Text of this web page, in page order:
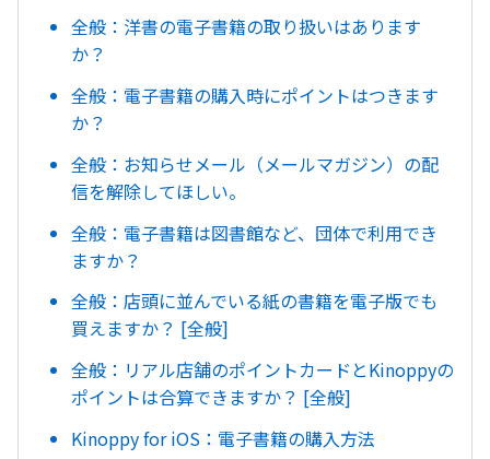
全般：洋書の電子書籍の取り扱いはあります
か？
全般：電子書籍の購入時にポイントはつきます
か？
全般：お知らせメール（メールマガジン）の配
信を解除してほしい。
全般：電子書籍は図書館など、団体で利用でき
ますか？
全般：店頭に並んでいる紙の書籍を電子版でも
買えますか？ [全般]
全般：リアル店舗のポイントカードとKinoppyの
ポイントは合算できますか？ [全般]
Kinoppy for iOS：電子書籍の購入方法